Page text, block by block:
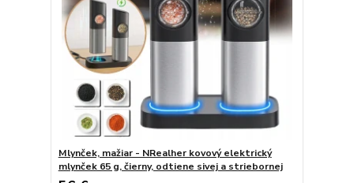
Mlynček, mažiar - NRealher kovový elektrický
mlynček 65 g, čierny, odtiene sivej a striebornej